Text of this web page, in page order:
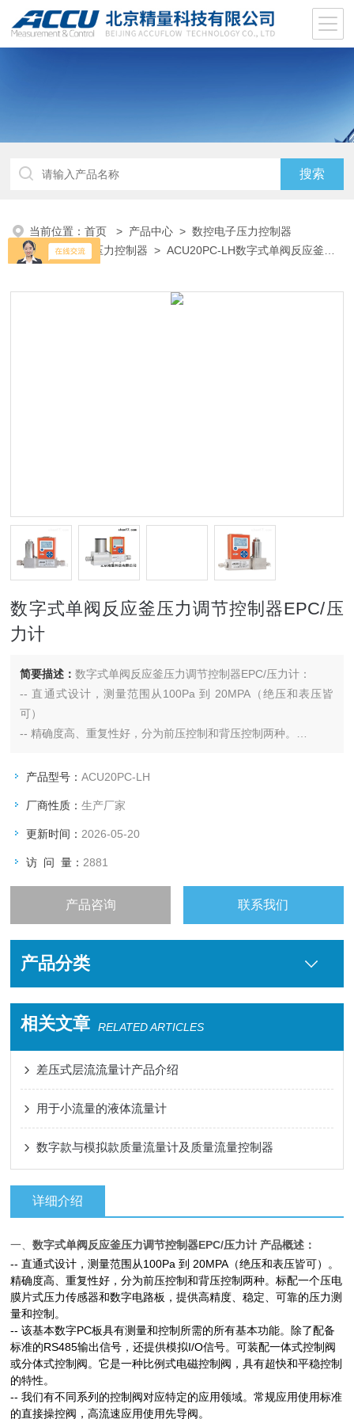
当前位置：首页 > 产品中心 >数控电子压力控制器
EPC
>单阀压力控制器 > ACU20PC-LH数字式单阀反应釜压
数字式单阀反应釜压力调节控制器EPC/压
力计
简要描述：数字式单阀反应釜压力调节控制器EPC/压力计：
-- 直通式设计，测量范围从100Pa 到 20MPA（绝压和表压皆
可）
-- 精确度高、重复性好，分为前压控制和背压控制两种。
稳定可靠的压力测量和控制。
-- 配备标准的RS485输出信号，还提供模拟I/O信号。
产品型号：ACU20PC-LH
厂商性质：生产厂家
更新时间： 2026-05-20
访 问 量： 2881
产品咨询 联系我们
产品分类
相关文章 RELATED ARTICLES
差压式层流流量计产品介绍
用于小流量的液体流量计
数字款与模拟款质量流量计及质量流量控制器
详细介绍
一、数字式单阀反应釜压力调节控制器EPC/压力计 产品概述：
--直通式设计，测量范围从100Pa到 20MPA （绝压和表压皆可）。
精确度高、重复性好，分为前压控制和背压控制两种。标配一个压电
膜片式压力传感器和数字电路板，提供高精度、稳定、可靠的压力测
量和控制。
--该基本数字PC板具有测量和控制所需的所有基本功能。除了配备
标准的RS485输出信号，还提供模拟I/O信号。可装配一体式控制阀
或分体式控制阀。它是一种比例式电磁控制阀，具有超快和平稳控制
的特性。
--我们有不同系列的控制阀对应特定的应用领域。常规应用使用标准
的直接操控阀，高流速应用使用先导阀。